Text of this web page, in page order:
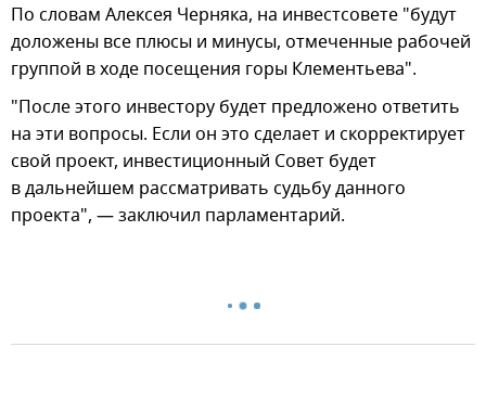
По словам Алексея Черняка, на инвестсовете "будут
доложены все плюсы и минусы, отмеченные рабочей
группой в ходе посещения горы Клементьева".
"После этого инвестору будет предложено ответить
на эти вопросы. Если он это сделает и скорректирует
свой проект, инвестиционный Совет будет
в дальнейшем рассматривать судьбу данного
проекта", — заключил парламентарий.